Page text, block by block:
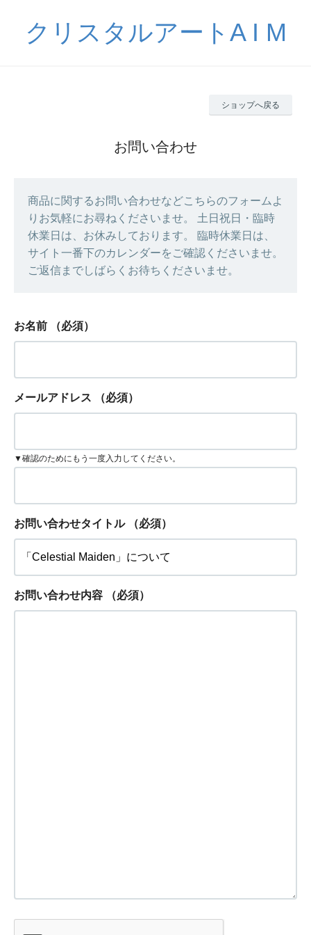
クリスタルアートA I M
ショップへ戻る
お問い合わせ
商品に関するお問い合わせなどこちらのフォームよ
りお気軽にお尋ねくださいませ。 土日祝日・臨時
休業日は、お休みしております。 臨時休業日は、
サイト一番下のカレンダーをご確認くださいませ。
ご返信までしばらくお待ちくださいませ。
お名前 （必須）
メールアドレス （必須）
▼確認のためにもう一度入力してください。
お問い合わせタイトル （必須）
お問い合わせ内容 （必須）